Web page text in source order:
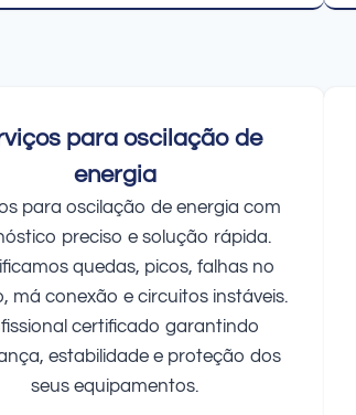
para oscilação de
energia
para oscilação de energia com
preciso e solução rápida.
quedas, picos, falhas no
má conexão e circuitos instáveis.
certificado garantindo
estabilidade e proteção dos
seus equipamentos.